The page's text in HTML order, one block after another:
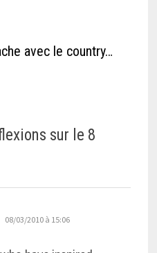
avec le country…
sur le 8
dit :
08/03/2010 à 15:06